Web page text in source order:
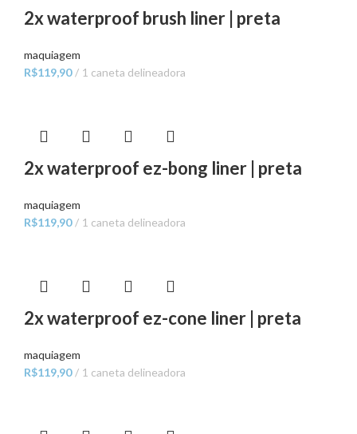
2x waterproof brush liner | preta
maquiagem
R$119,90 1 caneta delineadora
2x waterproof ez-bong liner | preta
maquiagem
R$119,90 1 caneta delineadora
2x waterproof ez-cone liner | preta
maquiagem
R$119,90 1 caneta delineadora